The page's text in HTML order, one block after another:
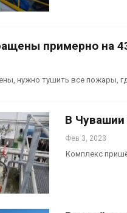
примерно на
нужно тушить все пожары,
В Чувашии
Фев 3, 2023
Комплекс